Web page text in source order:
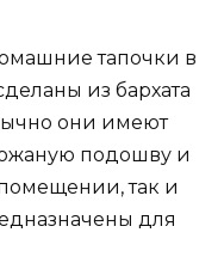
тапочки в
из бархата
они имеют
подошву и
так и
для